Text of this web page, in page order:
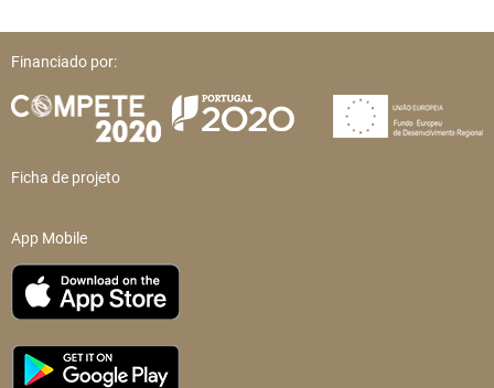
Financiado por:
Ficha de projeto
App Mobile